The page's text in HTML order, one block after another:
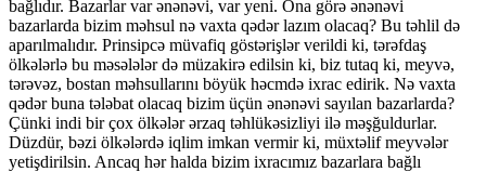
bağlıdır. Bazarlar var ənənəvi, var yeni. Ona görə ənənəvi
bazarlarda bizim məhsul nə vaxta qədər lazım olacaq? Bu təhlil də
aparılmalıdır. Prinsipcə müvafiq göstərişlər verildi ki, tərəfdaş
ölkələrlə bu məsələlər də müzakirə edilsin ki, biz tutaq ki, meyvə,
tərəvəz, bostan məhsullarını böyük həcmdə ixrac edirik. Nə vaxta
qədər buna tələbat olacaq bizim üçün ənənəvi sayılan bazarlarda?
Çünki indi bir çox ölkələr ərzaq təhlükəsizliyi ilə məşğuldurlar.
Düzdür, bəzi ölkələrdə iqlim imkan vermir ki, müxtəlif meyvələr
yetişdirilsin. Ancaq hər halda bizim ixracımız bazarlara bağlı